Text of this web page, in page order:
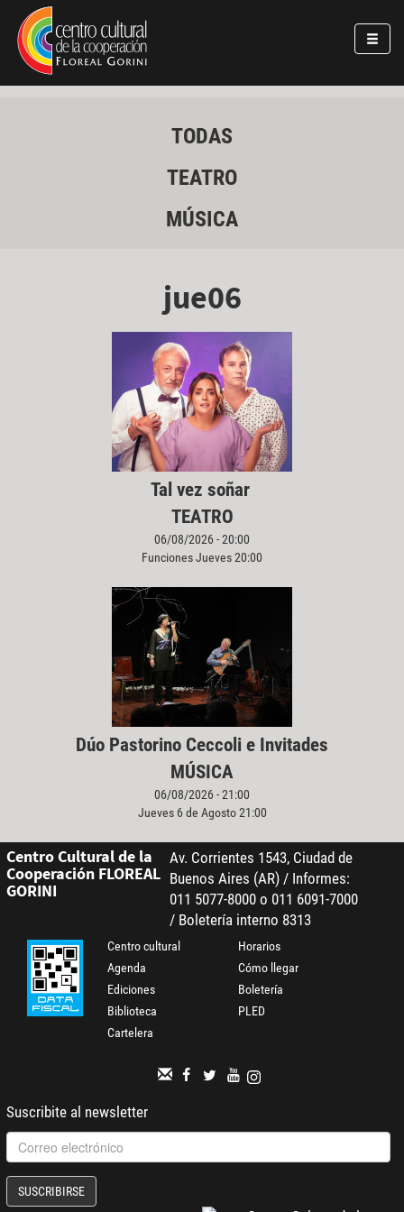
Pasar al contenido principal
Jump to main content
TODAS
TEATRO
MÚSICA
jue06
Tal vez soñar
TEATRO
06/08/2026 - 20:00
Funciones Jueves 20:00
Dúo Pastorino Ceccoli e Invitades
MÚSICA
06/08/2026 - 21:00
Jueves 6 de Agosto 21:00
Centro Cultural de la
Cooperación FLOREAL
GORINI
Av. Corrientes 1543, Ciudad de
Buenos Aires (AR) / Informes:
011 5077-8000 o 011 6091-7000
/ Boletería interno 8313
Centro cultural
Agenda
Ediciones
Biblioteca
Cartelera
Horarios
Cómo llegar
Boletería
PLED
Suscribite al newsletter
SUSCRIBIRSE